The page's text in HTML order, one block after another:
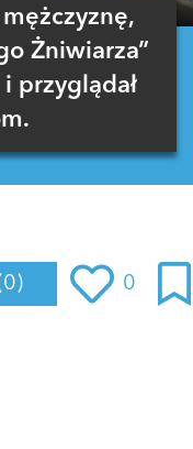
Żniwiarza”
przyglądał
0